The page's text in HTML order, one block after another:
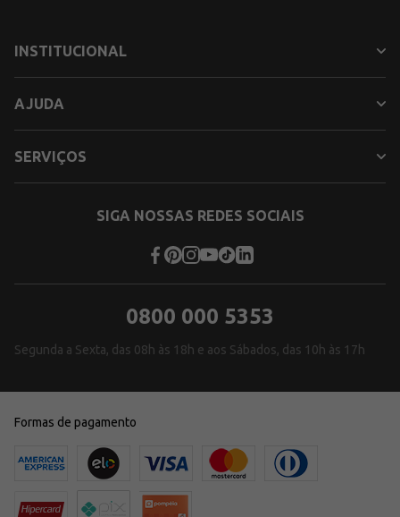
INSTITUCIONAL
AJUDA
SERVIÇOS
SIGA NOSSAS REDES SOCIAIS
0800 000 5353
Segunda a Sexta, das 08h às 18h e aos Sábados, das 10h às 17h
Formas de pagamento